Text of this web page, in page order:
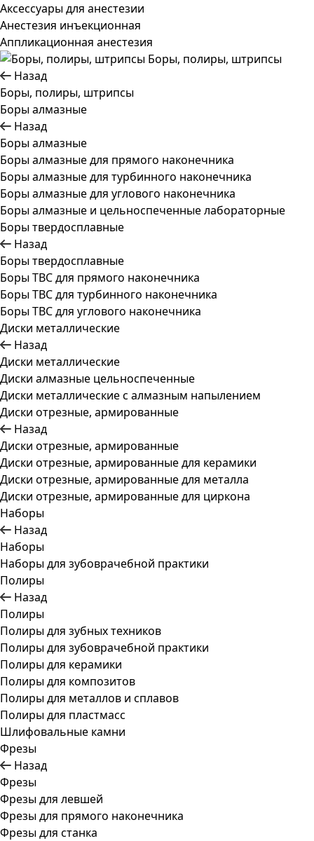
Аксессуары для анестезии
Анестезия инъекционная
Аппликационная анестезия
Боры, полиры, штрипсы
Назад
Боры, полиры, штрипсы
Боры алмазные
Назад
Боры алмазные
Боры алмазные для прямого наконечника
Боры алмазные для турбинного наконечника
Боры алмазные для углового наконечника
Боры алмазные и цельноспеченные лабораторные
Боры твердосплавные
Назад
Боры твердосплавные
Боры ТВС для прямого наконечника
Боры ТВС для турбинного наконечника
Боры ТВС для углового наконечника
Диски металлические
Назад
Диски металлические
Диски алмазные цельноспеченные
Диски металлические с алмазным напылением
Диски отрезные, армированные
Назад
Диски отрезные, армированные
Диски отрезные, армированные для керамики
Диски отрезные, армированные для металла
Диски отрезные, армированные для циркона
Наборы
Назад
Наборы
Наборы для зубоврачебной практики
Полиры
Назад
Полиры
Полиры для зубных техников
Полиры для зубоврачебной практики
Полиры для керамики
Полиры для композитов
Полиры для металлов и сплавов
Полиры для пластмасс
Шлифовальные камни
Фрезы
Назад
Фрезы
Фрезы для левшей
Фрезы для прямого наконечника
Фрезы для станка